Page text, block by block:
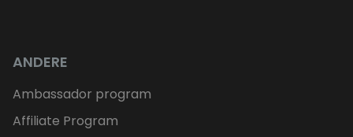
ANDERE
Ambassador program
Affiliate Program